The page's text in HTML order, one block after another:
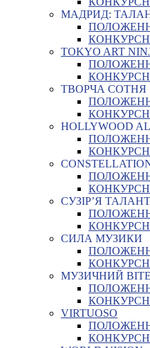
МАДРИД:
TOKYO ART
ТВОРЧА СОТНЯ
HOLLYWOOD
СУЗІР’Я
СИЛА МУЗИКИ
МУЗИЧНИЙ
VIRTUOSO